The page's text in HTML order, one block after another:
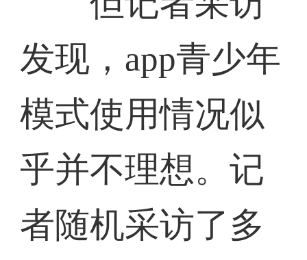
发现，app青少年
模式使用情况似
乎并不理想。记
者随机采访了多